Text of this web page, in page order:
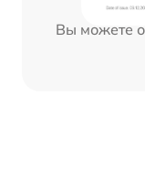
Вы можете